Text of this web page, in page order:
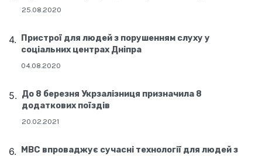
25.08.2020
Пристрої для людей з порушенням слуху у
соціальних центрах Дніпра
04.08.2020
До 8 березня Укрзалізниця призначила 8
додаткових поїздів
20.02.2021
МВС впроваджує сучасні технології для людей з